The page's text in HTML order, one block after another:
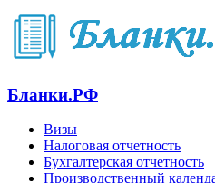
Бланки.РФ
Визы
Налоговая отчетность
Бухгалтерская отчетность
Производственный